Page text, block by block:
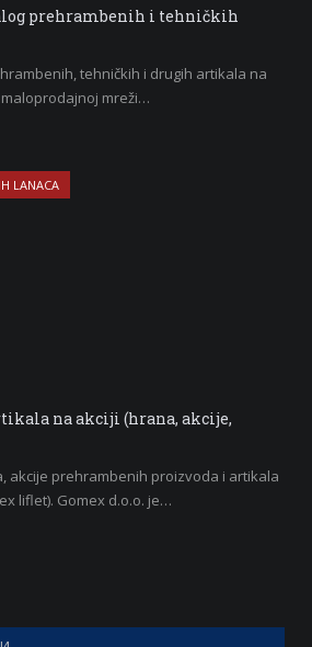
prehrambenih i tehničkih
tehničkih i drugih artikala na
mreži…
LANACA
na akciji (hrana, akcije,
akcije prehrambenih proizvoda i artikala
liflet). Gomex d.o.o. je…